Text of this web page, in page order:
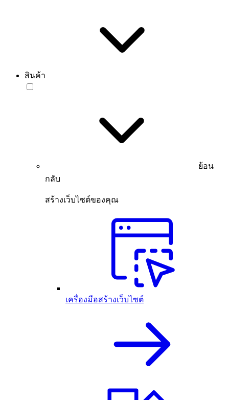
สินค้า
ย้อน
กลับ
สร้างเว็บไซต์ของคุณ
เครื่องมือสร้างเว็บไซต์